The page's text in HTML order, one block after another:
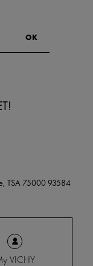
TSA 75000 93584
VICHY